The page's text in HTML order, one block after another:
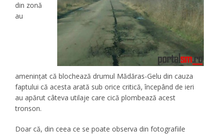
din zonă
au
amenințat că blochează drumul Mădăras-Gelu din cauza
faptului că acesta arată sub orice critică, începând de ieri
au apărut câteva utilaje care cică plombează acest
tronson.
Doar că, din ceea ce se poate observa din fotografiile